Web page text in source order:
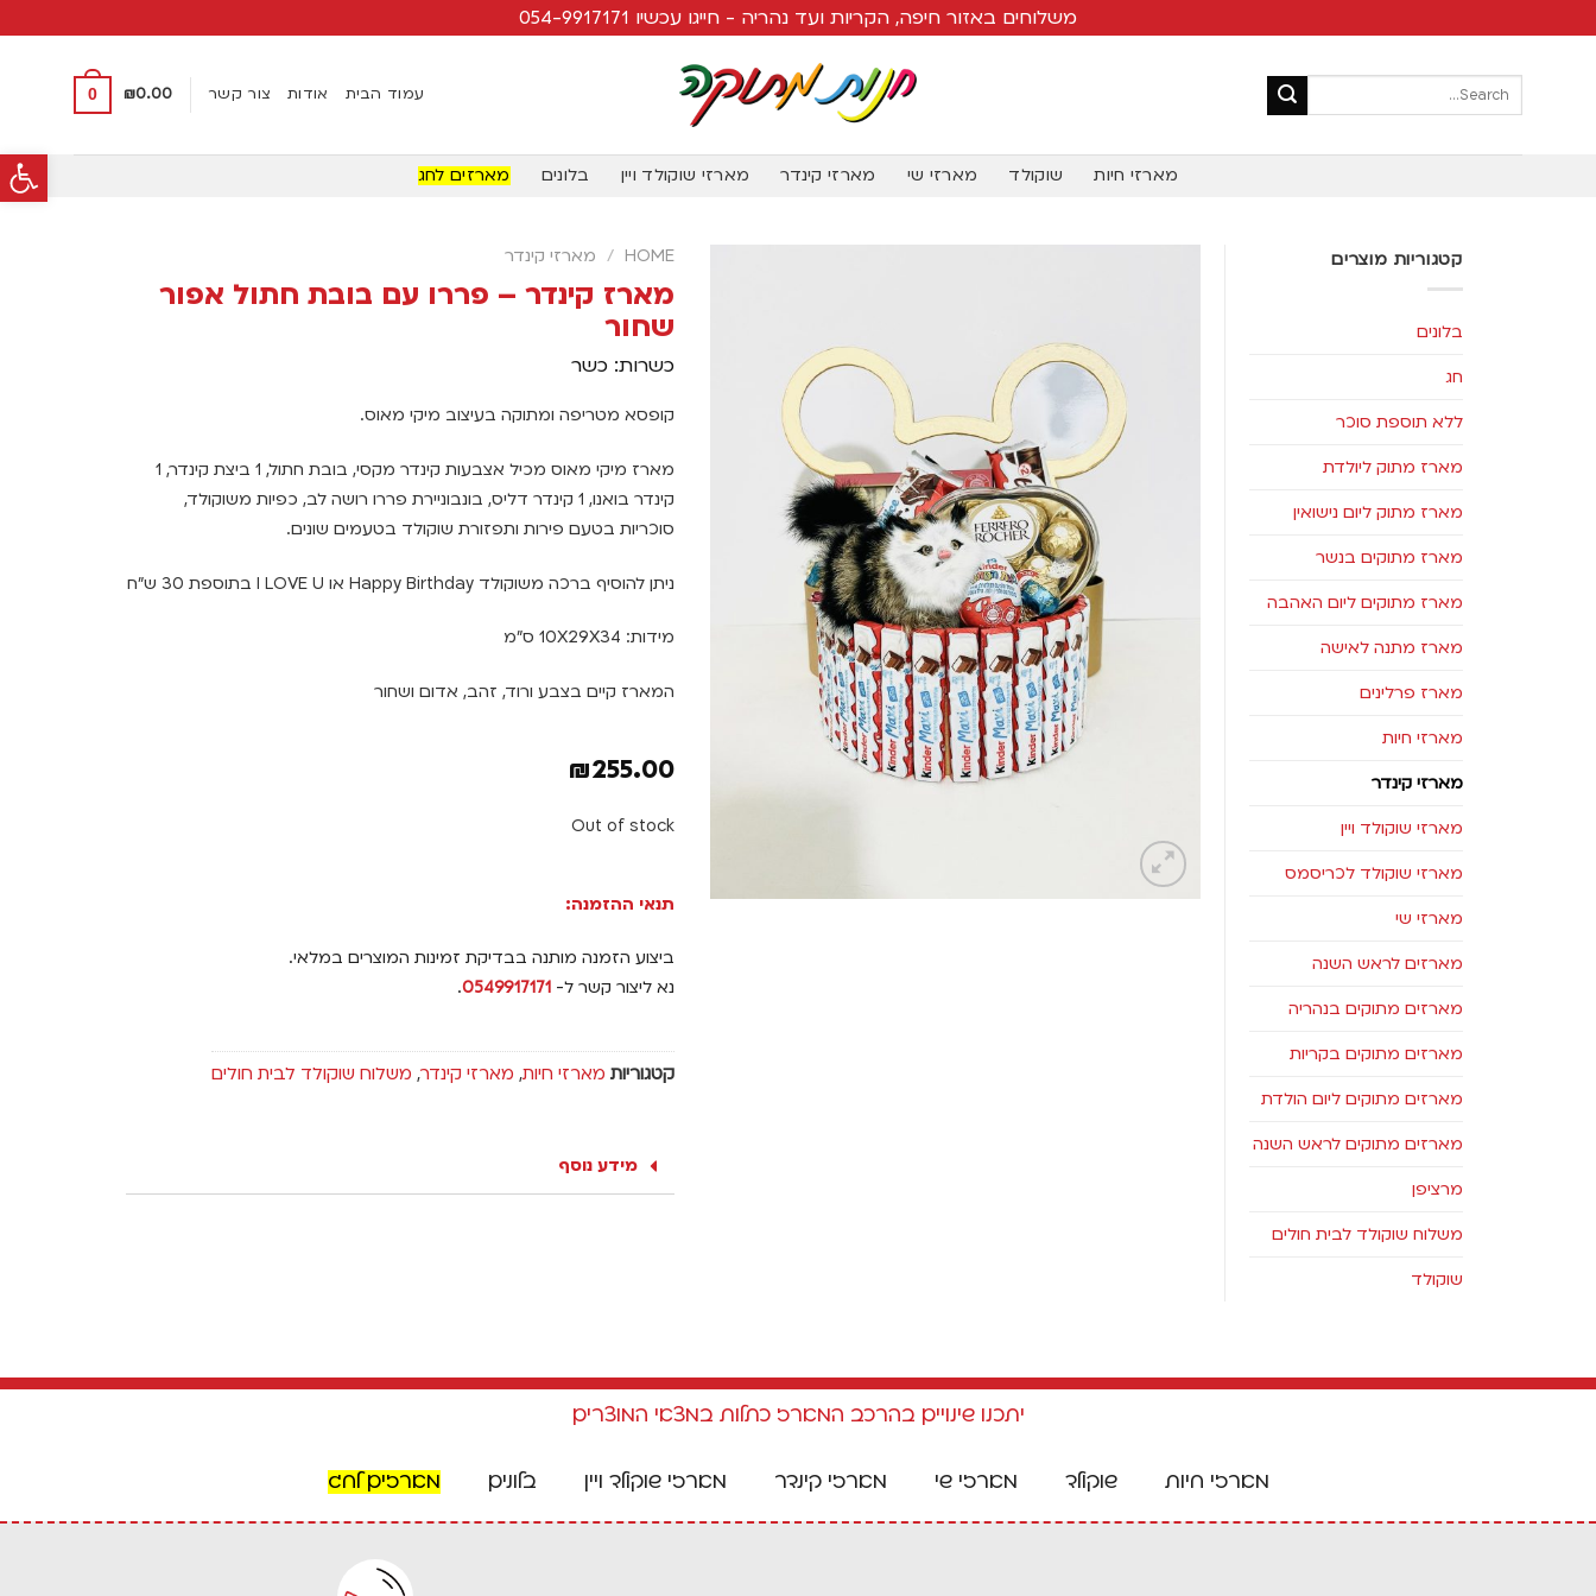
פתח
משלוחים באזור חיפה, הקריות ועד נהריה - חייגו עכשיו 054-9917171
עמוד הבית אודות צור קשר ₪0.00
0
מארזי חיות שוקולד מארזי שי מארזי קינדר מארזי שוקולד ויין בלונים מארזים לחג
קטגוריות מוצרים
בלונים
חג
ללא תוספת סוכר
מארז מתוק ליולדת
מארז מתוק ליום נישואין
מארז מתוקים בנשר
מארז מתוקים ליום האהבה
מארז מתנה לאישה
מארז פרלינים
מארזי חיות
מארזי קינדר
מארזי שוקולד ויין
מארזי שוקולד לכריסמס
מארזי שי
מארזים לראש השנה
מארזים מתוקים בנהריה
מארזים מתוקים בקריות
מארזים מתוקים ליום הולדת
מארזים מתוקים לראש השנה
מרציפן
משלוח שוקולד לבית חולים
שוקולד
HOME
/ מארזי קינדר
מארז קינדר – פררו עם בובת חתול אפור
שחור
כשרות: כשר
קופסא מטריפה ומתוקה בעיצוב מיקי מאוס.
מארז מיקי מאוס מכיל אצבעות קינדר מקסי, בובת חתול, 1 ביצת קינדר, 1
קינדר בואנו, 1 קינדר דליס, בונבוניירת פררו רושה לב, כפיות משוקולד,
סוכריות בטעם פירות ותפזורת שוקולד בטעמים שונים.
ניתן להוסיף ברכה משוקולד Happy Birthday או I LOVE U בתוספת 30 ש"ח
מידות: 10X29X34 ס"מ
המארז קיים בצבע ורוד, זהב, אדום ושחור
₪255.00
Out of stock
תנאי ההזמנה:
ביצוע הזמנה מותנה בבדיקת זמינות המוצרים במלאי.
נא ליצור קשר ל-0549917171
.
קטגוריות מארזי חיות, מארזי קינדר, משלוח שוקולד לבית חולים
מידע נוסף
יתכנו שינויים בהרכב המארז כתלות במצאי המוצרים
מארזי חיות שוקולד מארזי שי מארזי קינדר מארזי שוקולד ויין בלונים מארזים לחג